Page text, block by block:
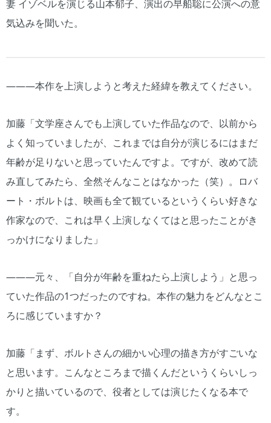
妻 イゾベルを演じる山本郁子、演出の早船聡に公演への意
気込みを聞いた。
―――本作を上演しようと考えた経緯を教えてください。
加藤「文学座さんでも上演していた作品なので、以前から
よく知っていましたが、これまでは自分が演じるにはまだ
年齢が足りないと思っていたんですよ。ですが、改めて読
み直してみたら、全然そんなことはなかった（笑）。ロバ
ート・ボルトは、映画も全て観ているというくらい好きな
作家なので、これは早く上演しなくてはと思ったことがき
っかけになりました」
―――元々、「自分が年齢を重ねたら上演しよう」と思っ
ていた作品の1つだったのですね。本作の魅力をどんなとこ
ろに感じていますか？
加藤「まず、ボルトさんの細かい心理の描き方がすごいな
と思います。こんなところまで描くんだというくらいしっ
かりと描いているので、役者としては演じたくなる本で
す。